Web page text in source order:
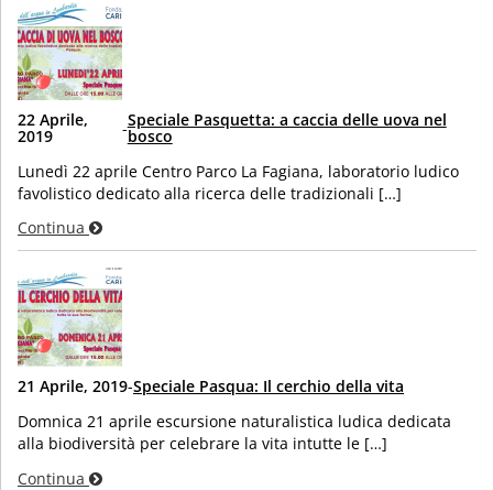
22 Aprile,
2019 -Speciale Pasquetta: a caccia delle uova nel
bosco
Lunedì 22 aprile Centro Parco La Fagiana, laboratorio ludico
favolistico dedicato alla ricerca delle tradizionali […]
Continua
21 Aprile, 2019-Speciale Pasqua: Il cerchio della vita
Domnica 21 aprile escursione naturalistica ludica dedicata
alla biodiversità per celebrare la vita intutte le […]
Continua